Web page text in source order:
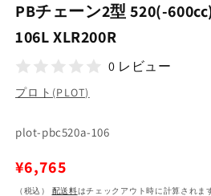
を
く
PBチェーン2型 520(-
106L XLR200R
0 レビュー
プロト(PLOT)
SKU:
plot-pbc520a-106
通
常
¥6,765
（税込） 配送料はチェックアウト時に計算されま